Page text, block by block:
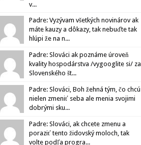
v...
Padre: Vyzývam všetkých novinárov ak
máte kauzy a dôkazy, tak nebuďte tak
hlúpi že na n...
Padre: Slováci ak poznáme úroveň
kvality hospodárstva /vygooglite si/ za
Slovenského št...
Padre: Slováci, Boh žehná tým, čo chcú
nielen zmeniť seba ale menia svojimi
dobrými sku...
Padre: Slováci, ak chcete zmenu a
poraziť tento židovský moloch, tak
volte podľa progra...